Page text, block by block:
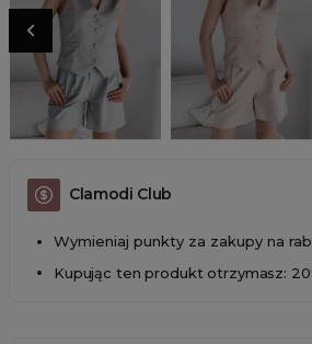
Clamodi Club
Wymieniaj punkty za zakupy na
Kupując ten produkt otrzymasz: